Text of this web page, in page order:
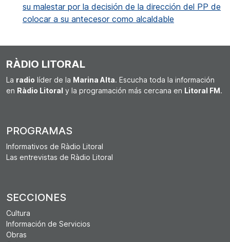
su malestar por la decisión de la dirección del PP de
colocar a su antecesor como alcaldable
RÀDIO LITORAL
La radio líder de la Marina Alta. Escucha toda la información
en Ràdio Litoral y la programación más cercana en Litoral FM.
PROGRAMAS
Informativos de Ràdio Litoral
Las entrevistas de Ràdio Litoral
SECCIONES
Cultura
Información de Servicios
Obras